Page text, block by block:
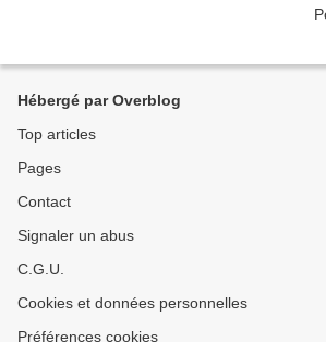
Hébergé par Overblog
Top articles
Pages
Contact
Signaler un abus
C.G.U.
Cookies et données personnelles
Préférences cookies